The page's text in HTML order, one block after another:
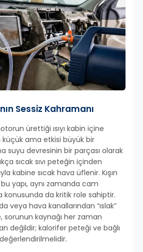
Sessiz Kahramanı
ürettiği ısıyı kabin içine
ama etkisi büyük bir
suyu devresinin bir parçası olarak
sıcak sıvı peteğin içinden
kabine sıcak hava üflenir. Kışın
yapı, aynı zamanda cam
da kritik role sahiptir.
veya hava kanallarından “ıslak”
sorunun kaynağı her zaman
değildir; kalorifer peteği ve bağlı